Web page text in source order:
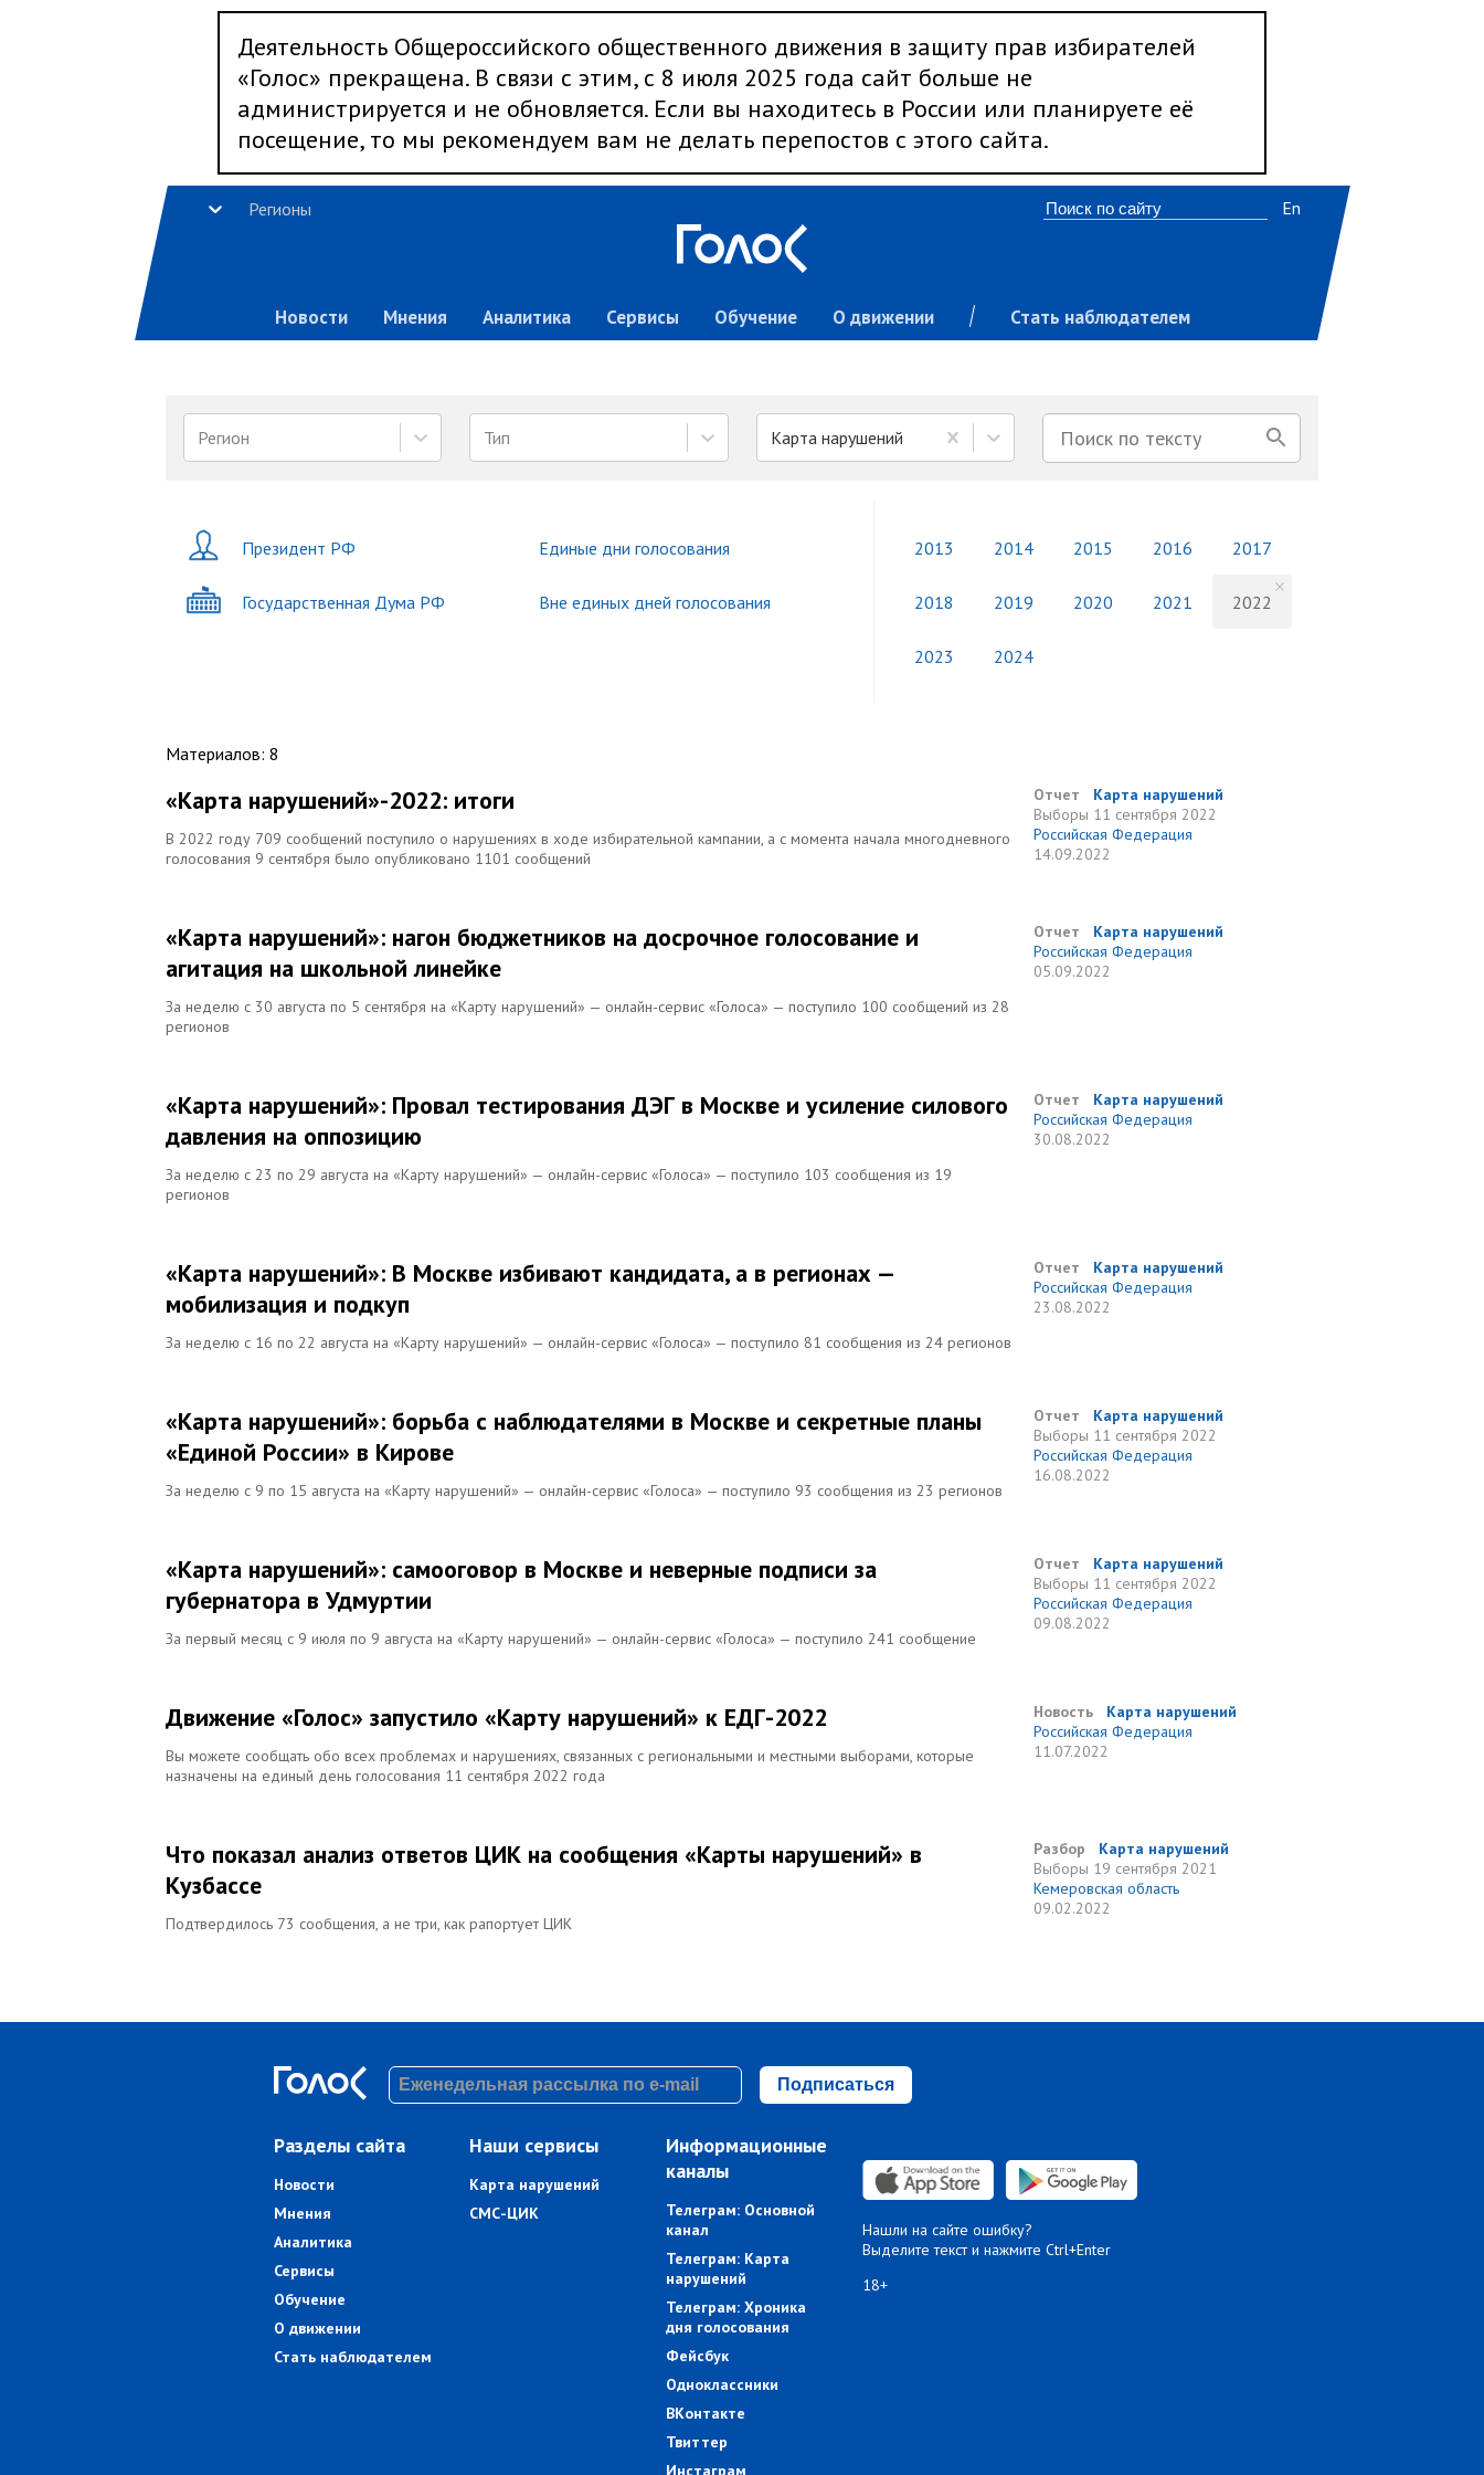
Деятельность Общероссийского общественного движения в защиту прав избирателей
«Голос» прекращена. В связи с этим, с 8 июля 2025 года сайт больше не
администрируется и не обновляется. Если вы находитесь в России или планируете её
посещение, то мы рекомендуем вам не делать перепостов с этого сайта.
Регионы
Новости Мнения Аналитика Сервисы Обучение О движении Стать наблюдателем
En
Регион Тип Карта нарушений
Президент РФ
Государственная Дума РФ
Единые дни голосования
Вне единых дней голосования
2013 2014 2015 2016 2017
2018 2019 2020 2021 2022
2023 2024
Материалов: 8
«Карта нарушений»-2022: итоги
В 2022 году 709 сообщений поступило о нарушениях в ходе избирательной кампании, а с момента начала многодневного
голосования 9 сентября было опубликовано 1101 сообщений
Отчет
Карта нарушений
Выборы 11 сентября 2022
Российская Федерация
14.09.2022
«Карта нарушений»: нагон бюджетников на досрочное голосование и
агитация на школьной линейке
За неделю с 30 августа по 5 сентября на «Карту нарушений» — онлайн-сервис «Голоса» — поступило 100 сообщений из 28
регионов
Отчет
Карта нарушений
Российская Федерация
05.09.2022
«Карта нарушений»: Провал тестирования ДЭГ в Москве и усиление силового
давления на оппозицию
За неделю с 23 по 29 августа на «Карту нарушений» — онлайн-сервис «Голоса» — поступило 103 сообщения из 19
регионов
Отчет
Карта нарушений
Российская Федерация
30.08.2022
«Карта нарушений»: В Москве избивают кандидата, а в регионах —
мобилизация и подкуп
За неделю с 16 по 22 августа на «Карту нарушений» — онлайн-сервис «Голоса» — поступило 81 сообщения из 24 регионов
Отчет
Карта нарушений
Российская Федерация
23.08.2022
«Карта нарушений»: борьба с наблюдателями в Москве и секретные планы
«Единой России» в Кирове
За неделю с 9 по 15 августа на «Карту нарушений» — онлайн-сервис «Голоса» — поступило 93 сообщения из 23 регионов
Отчет
Карта нарушений
Выборы 11 сентября 2022
Российская Федерация
16.08.2022
«Карта нарушений»: самооговор в Москве и неверные подписи за
губернатора в Удмуртии
За первый месяц с 9 июля по 9 августа на «Карту нарушений» — онлайн-сервис «Голоса» — поступило 241 сообщение
Отчет
Карта нарушений
Выборы 11 сентября 2022
Российская Федерация
09.08.2022
Движение «Голос» запустило «Карту нарушений» к ЕДГ-2022
Вы можете сообщать обо всех проблемах и нарушениях, связанных с региональными и местными выборами, которые
назначены на единый день голосования 11 сентября 2022 года
Новость
Карта нарушений
Российская Федерация
11.07.2022
Что показал анализ ответов ЦИК на сообщения «Карты нарушений» в
Кузбассе
Подтвердилось 73 сообщения, а не три, как рапортует ЦИК
Разбор
Карта нарушений
Выборы 19 сентября 2021
Кемеровская область
09.02.2022
Подписаться
Разделы сайта
Новости
Мнения
Аналитика
Сервисы
Обучение
О движении
Стать наблюдателем
Наши сервисы
Карта нарушений
СМС-ЦИК
Информационные
каналы
Телеграм: Основной
канал
Телеграм: Карта
нарушений
Телеграм: Хроника
дня голосования
Фейсбук
Одноклассники
ВКонтакте
Твиттер
Инстаграм
Нашли на сайте ошибку?
Выделите текст и нажмите Ctrl+Enter
18+